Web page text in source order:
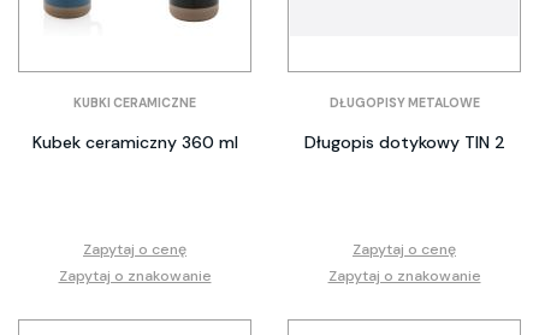
KUBKI CERAMICZNE
Kubek ceramiczny 360 ml
Zapytaj o cenę
Zapytaj o znakowanie
DŁUGOPISY METALOWE
Długopis dotykowy TIN 2
Zapytaj o cenę
Zapytaj o znakowanie